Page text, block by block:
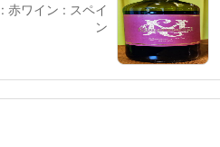
赤ワイン : スペイ
ン